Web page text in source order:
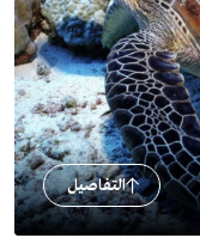
التفاصيل